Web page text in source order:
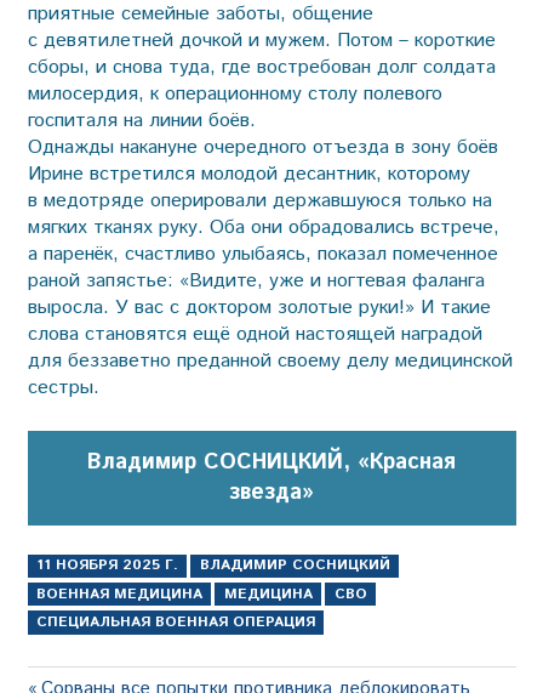
приятные семейные заботы, общение
с девятилетней дочкой и мужем. Потом – короткие
сборы, и снова туда, где востребован долг солдата
милосердия, к операционному столу полевого
госпиталя на линии боёв.
Однажды накануне очередного отъезда в зону боёв
Ирине встретился молодой десантник, которому
в медотряде оперировали державшуюся только на
мягких тканях руку. Оба они обрадовались встрече,
а паренёк, счастливо улыбаясь, показал помеченное
раной запястье: «Видите, уже и ногтевая фаланга
выросла. У вас с доктором золотые руки!» И такие
слова становятся ещё одной настоящей наградой
для беззаветно преданной своему делу медицинской
сестры.
Владимир СОСНИЦКИЙ, «Красная
звезда»
11 НОЯБРЯ 2025 Г.
ВЛАДИМИР СОСНИЦКИЙ
ВОЕННАЯ МЕДИЦИНА
МЕДИЦИНА
СВО
СПЕЦИАЛЬНАЯ ВОЕННАЯ ОПЕРАЦИЯ
Предыдущая